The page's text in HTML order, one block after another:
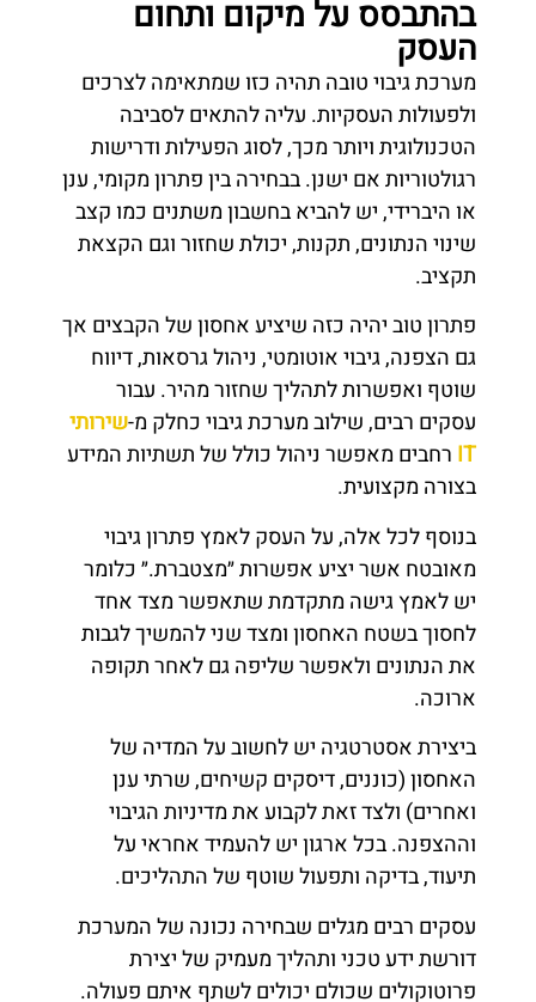
בהתבסס על מיקום ותחום
העסק
מערכת גיבוי טובה תהיה כזו שמתאימה לצרכים
ולפעולות העסקיות. עליה להתאים לסביבה
הטכנולוגית ויותר מכך, לסוג הפעילות ודרישות
רגולטוריות אם ישנן. בבחירה בין פתרון מקומי, ענן
או היברידי, יש להביא בחשבון משתנים כמו קצב
שינוי הנתונים, תקנות, יכולת שחזור וגם הקצאת
תקציב.
פתרון טוב יהיה כזה שיציע אחסון של הקבצים אך
גם הצפנה, גיבוי אוטומטי, ניהול גרסאות, דיווח
שוטף ואפשרות לתהליך שחזור מהיר. עבור
עסקים רבים, שילוב מערכת גיבוי כחלק מ-שירותי
IT רחבים מאפשר ניהול כולל של תשתיות המידע
בצורה מקצועית.
בנוסף לכל אלה, על העסק לאמץ פתרון גיבוי
מאובטח אשר יציע אפשרות ״מצטברת.״ כלומר
יש לאמץ גישה מתקדמת שתאפשר מצד אחד
לחסוך בשטח האחסון ומצד שני להמשיך לגבות
את הנתונים ולאפשר שליפה גם לאחר תקופה
ארוכה.
ביצירת אסטרטגיה יש לחשוב על המדיה של
האחסון (כוננים, דיסקים קשיחים, שרתי ענן
ואחרים) ולצד זאת לקבוע את מדיניות הגיבוי
וההצפנה. בכל ארגון יש להעמיד אחראי על
תיעוד, בדיקה ותפעול שוטף של התהליכים.
עסקים רבים מגלים שבחירה נכונה של המערכת
דורשת ידע טכני ותהליך מעמיק של יצירת
פרוטוקולים שכולם יכולים לשתף איתם פעולה.